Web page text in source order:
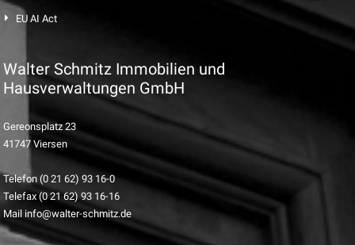
EU AI Act
Walter Schmitz Immobilien und
Hausverwaltungen GmbH
Gereonsplatz 23
41747 Viersen
Telefon (0 21 62) 93 16-0
Telefax (0 21 62) 93 16-16
Mail info@walter-schmitz.de